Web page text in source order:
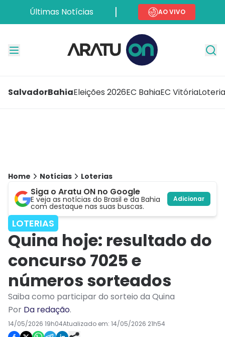
Últimas Notícias AO VIVO
SalvadorBahiaEleições 2026EC BahiaEC Vitória
Home Notícias Loterias
Siga o Aratu ON no Google
E veja as notícias do Brasil e da Bahia
com destaque nas suas buscas.
Adicionar
LOTERIAS
Quina hoje: resultado do
concurso 7025 e
números sorteados
Saiba como participar do sorteio da Quina
Por Da redação.
14/05/2026 19h04Atualizado em: 14/05/2026 21h54